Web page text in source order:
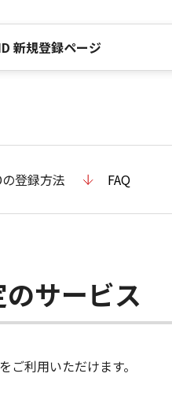
新規登録ページ
登録方法 FAQ
サービス
ご利用いただけます。